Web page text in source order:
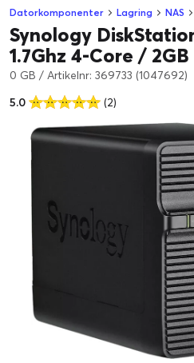
Datorkomponenter Lagring NAS
Synology
1.7Ghz 4-Core / 2GB
0 GB / Artikelnr: 369733 (1047692)
5.0
(2)